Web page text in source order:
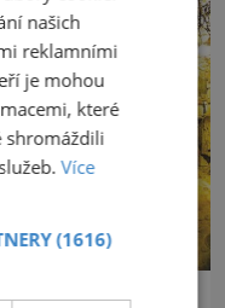
našich
reklamními
je mohou
které
shromáždili
Více
(1616)